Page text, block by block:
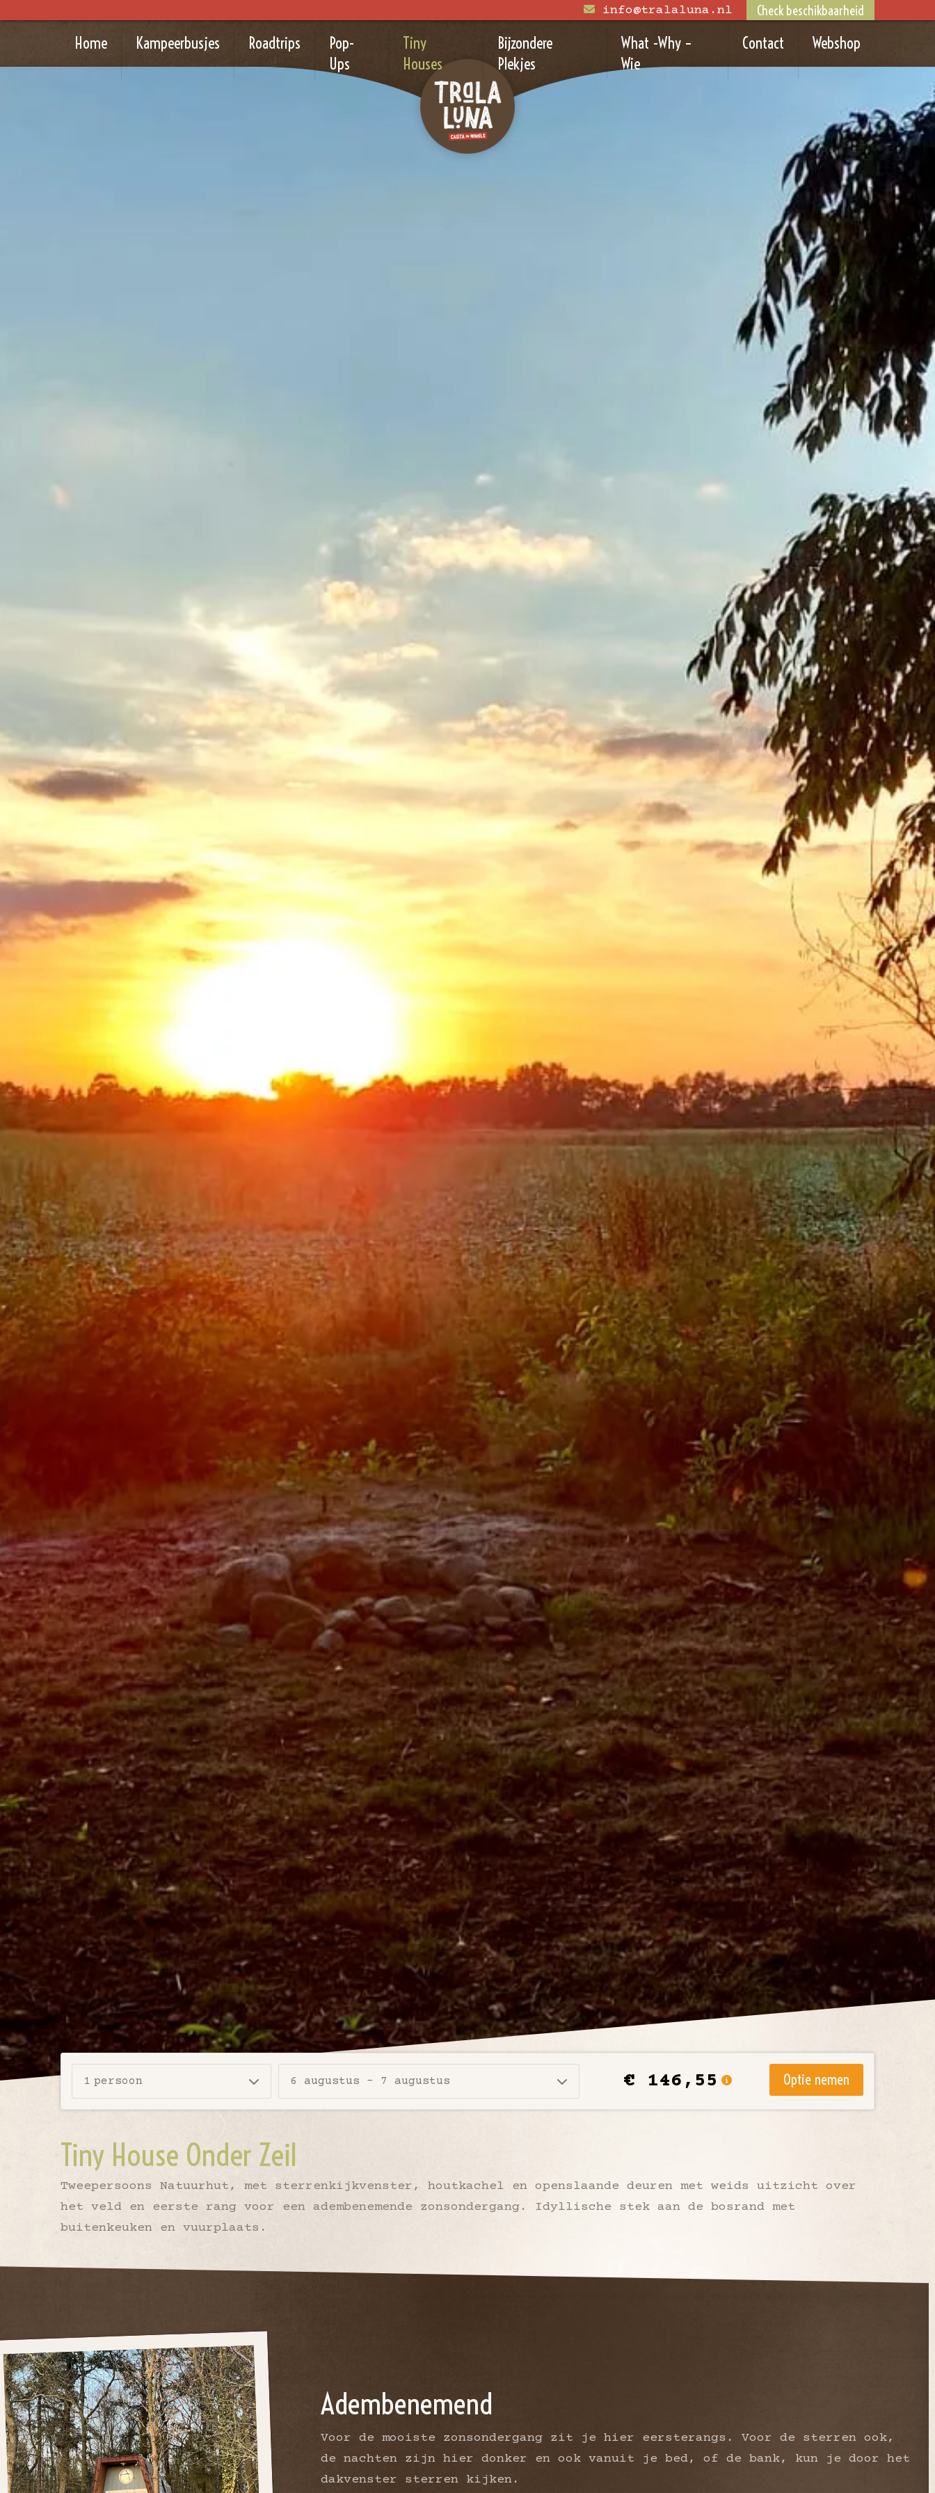
info@tralaluna.nl Check beschikbaarheid
Home Kampeerbusjes Roadtrips
Pop-
Ups
Tiny
Houses
Bijzondere
Plekjes
What -Why –
Wie
Contact Webshop
1 persoon 6 augustus - 7 augustus € 146,55 Optie nemen
Tiny House Onder Zeil
Tweepersoons Natuurhut, met sterrenkijkvenster, houtkachel en openslaande deuren met weids uitzicht over
het veld en eerste rang voor een adembenemende zonsondergang. Idyllische stek aan de bosrand met
buitenkeuken en vuurplaats.
Adembenemend
Voor de mooiste zonsondergang zit je hier eersterangs. Voor de sterren ook,
de nachten zijn hier donker en ook vanuit je bed, of de bank, kun je door het
dakvenster sterren kijken.